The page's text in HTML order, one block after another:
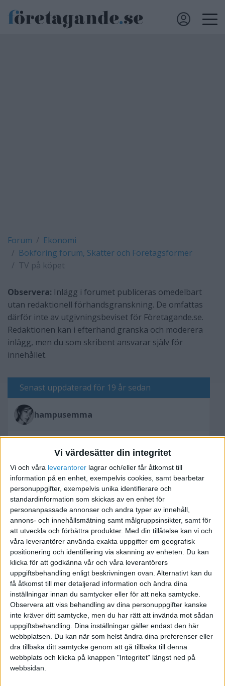
Vi värdesätter din integritet
Vi och våra leverantorer lagrar och/eller får åtkomst till
information på en enhet, exempelvis cookies, samt bearbetar
personuppgifter, exempelvis unika identifierare och
standardinformation som skickas av en enhet för
personanpassade annonser och andra typer av innehåll,
annons- och innehållsmätning samt målgruppsinsikter, samt för
att utveckla och förbättra produkter. Med din tillåtelse kan vi och
våra leverantörer använda exakta uppgifter om geografisk
positionering och identifiering via skanning av enheten. Du kan
klicka för att godkänna vår och våra leverantörers
uppgiftsbehandling enligt beskrivningen ovan. Alternativt kan du
få åtkomst till mer detaljerad information och ändra dina
inställningar innan du samtycker eller för att neka samtycke.
Observera att viss behandling av dina personuppgifter kanske
inte kräver ditt samtycke, men du har rätt att invända mot sådan
uppgiftsbehandling. Dina inställningar gäller endast den här
webbplatsen. Du kan när som helst ändra dina preferenser eller
dra tillbaka ditt samtycke genom att gå tillbaka till denna
webbplats och klicka på knappen "Integritet" längst ned på
webbsidan.
Forum
Ekonomi
Bokföring forum, Skatter och Företagsformer
TV på köpet
Observera: Inlägg i forumet publiceras omedelbart
utan redaktionell förhandsgranskning. De omfattas
därför inte av utgivningsbeviset för Företagande.se.
Redaktionen kan i efterhand granska och moderera
inlägg, men du som skribent ansvarar själv för
innehållet.
Senast uppdaterad för 19 år sedan
hampusemma
Skriv svar
TV på köpet
2007-04-19 10:45
Hejsan!
Jag läser en kurs som heter redovisning och
beskattning och behöver hjälp i en fråga. Om ett
företag köper in en bil för 280 000 kr och får en
TV värd 6000 kr på köpet. Hur bokför man TV´n?
och ska TV´n ha samma avskrivningstid som
bilen?